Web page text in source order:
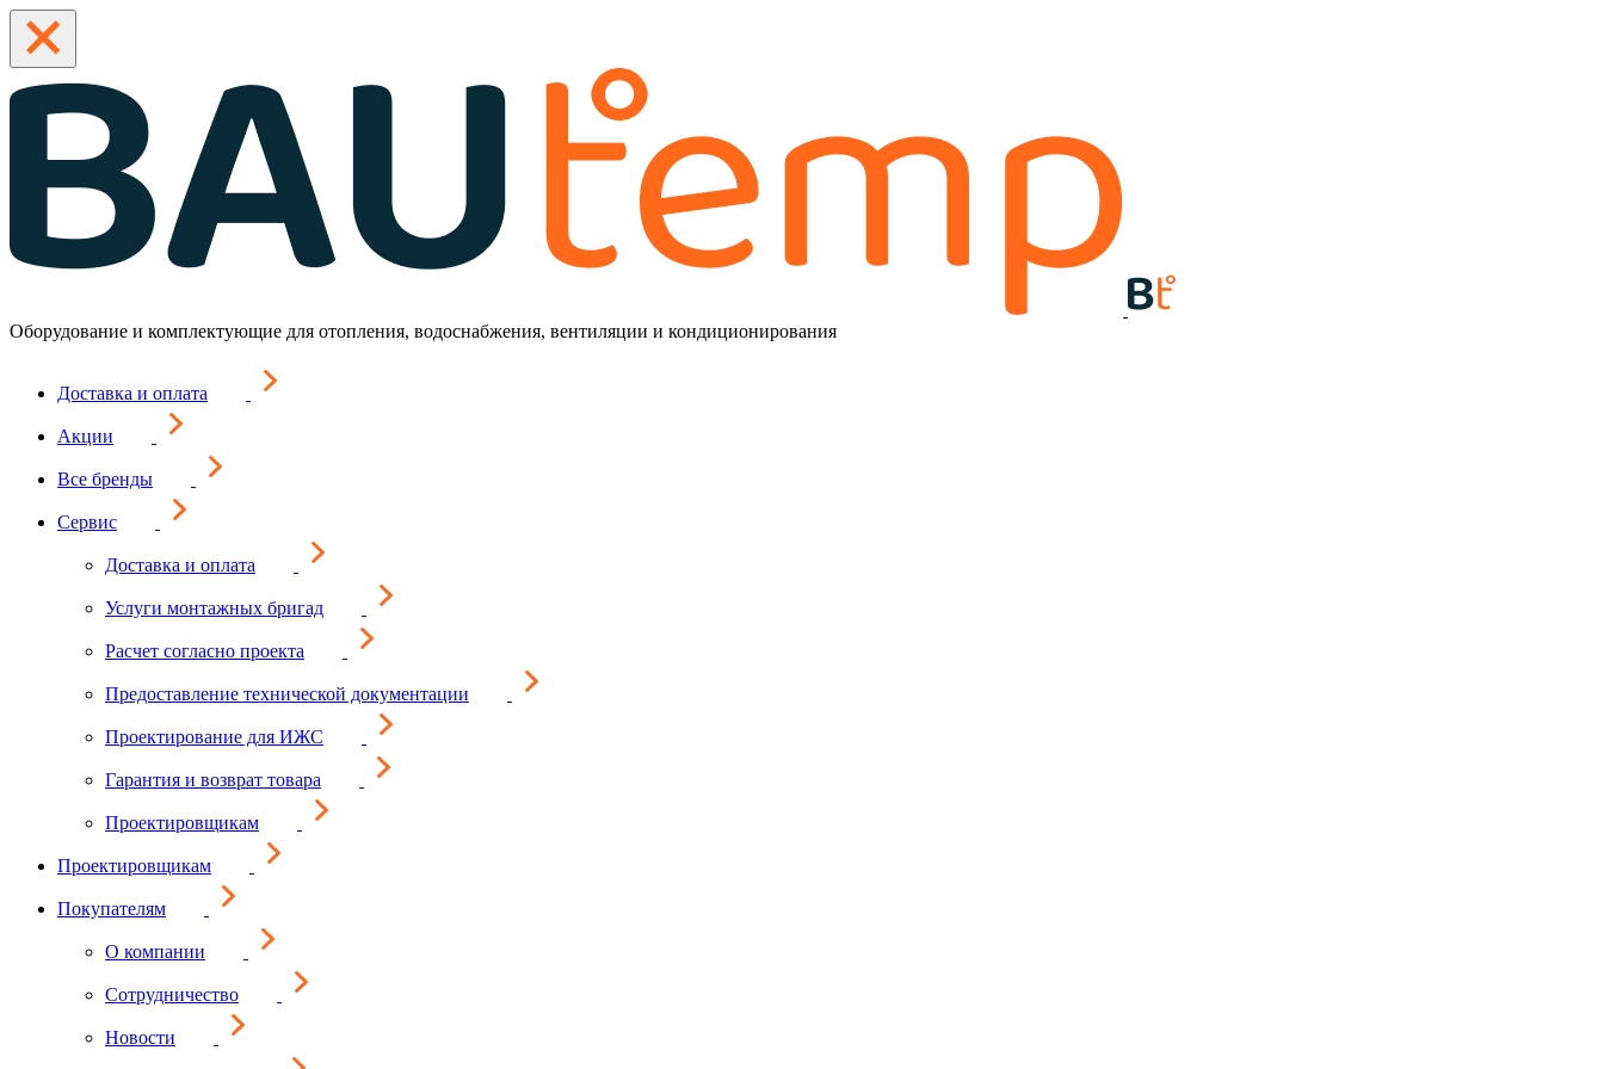
Оборудование и комплектующие для отопления, водоснабжения, вентиляции и кондиционирования
Доставка и оплата
Акции
Все бренды
Сервис
Доставка и оплата
Услуги монтажных бригад
Расчет согласно проекта
Предоставление технической документации
Проектирование для ИЖС
Гарантия и возврат товара
Проектировщикам
Проектировщикам
Покупателям
О компании
Сотрудничество
Новости